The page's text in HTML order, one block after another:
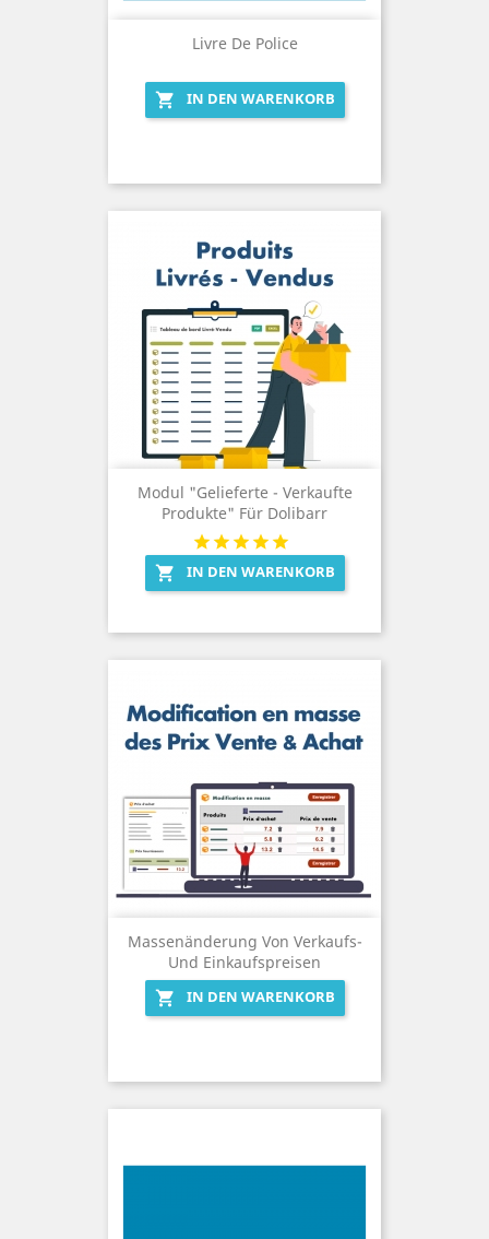
Livre De Police
 IN DEN WARENKORB
Modul "Gelieferte - Verkaufte
Produkte" Für Dolibarr
 IN DEN WARENKORB
Massenänderung Von Verkaufs-
Und Einkaufspreisen

IN DEN WARENKORB